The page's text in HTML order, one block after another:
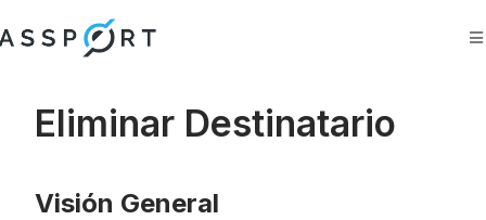
Eliminar Destinatario
Visión General